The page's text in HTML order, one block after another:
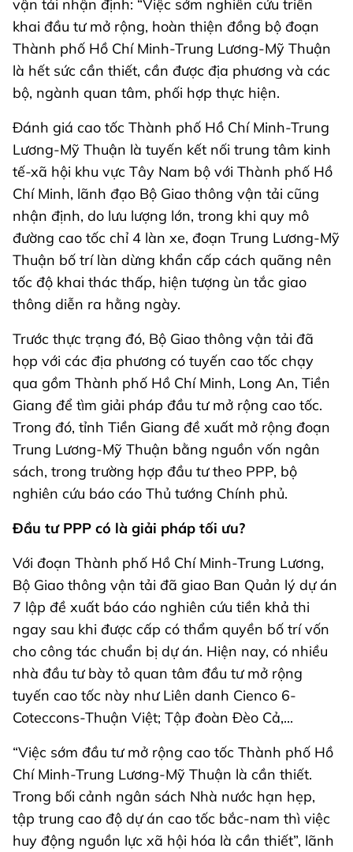
vận tải nhận định: “Việc sớm nghiên cứu triển
khai đầu tư mở rộng, hoàn thiện đồng bộ đoạn
Thành phố Hồ Chí Minh-Trung Lương-Mỹ Thuận
là hết sức cần thiết, cần được địa phương và các
bộ, ngành quan tâm, phối hợp thực hiện.
Đánh giá cao tốc Thành phố Hồ Chí Minh-Trung
Lương-Mỹ Thuận là tuyến kết nối trung tâm kinh
tế-xã hội khu vực Tây Nam bộ với Thành phố Hồ
Chí Minh, lãnh đạo Bộ Giao thông vận tải cũng
nhận định, do lưu lượng lớn, trong khi quy mô
đường cao tốc chỉ 4 làn xe, đoạn Trung Lương-Mỹ
Thuận bố trí làn dừng khẩn cấp cách quãng nên
tốc độ khai thác thấp, hiện tượng ùn tắc giao
thông diễn ra hằng ngày.
Trước thực trạng đó, Bộ Giao thông vận tải đã
họp với các địa phương có tuyến cao tốc chạy
qua gồm Thành phố Hồ Chí Minh, Long An, Tiền
Giang để tìm giải pháp đầu tư mở rộng cao tốc.
Trong đó, tỉnh Tiền Giang đề xuất mở rộng đoạn
Trung Lương-Mỹ Thuận bằng nguồn vốn ngân
sách, trong trường hợp đầu tư theo PPP, bộ
nghiên cứu báo cáo Thủ tướng Chính phủ.
Đầu tư PPP có là giải pháp tối ưu?
Với đoạn Thành phố Hồ Chí Minh-Trung Lương,
Bộ Giao thông vận tải đã giao Ban Quản lý dự án
7 lập đề xuất báo cáo nghiên cứu tiền khả thi
ngay sau khi được cấp có thẩm quyền bố trí vốn
cho công tác chuẩn bị dự án. Hiện nay, có nhiều
nhà đầu tư bày tỏ quan tâm đầu tư mở rộng
tuyến cao tốc này như Liên danh Cienco 6-
Coteccons-Thuận Việt; Tập đoàn Đèo Cả,...
“Việc sớm đầu tư mở rộng cao tốc Thành phố Hồ
Chí Minh-Trung Lương-Mỹ Thuận là cần thiết.
Trong bối cảnh ngân sách Nhà nước hạn hẹp,
tập trung cao độ dự án cao tốc bắc-nam thì việc
huy động nguồn lực xã hội hóa là cần thiết”, lãnh